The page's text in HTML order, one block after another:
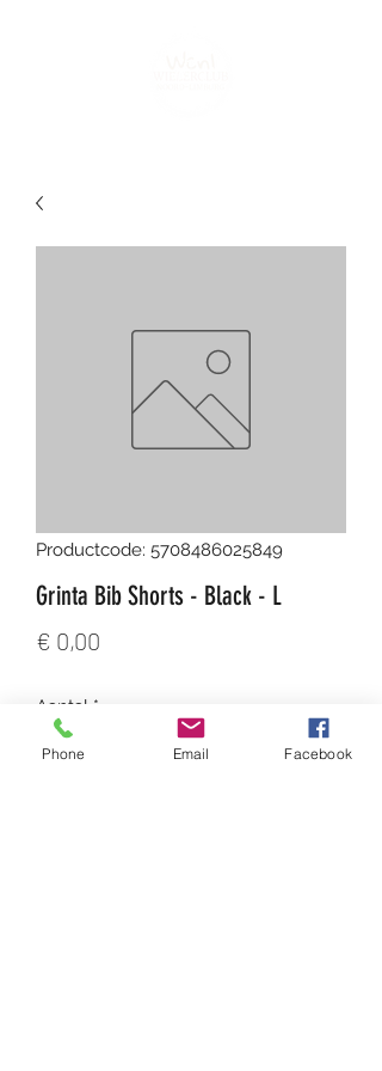
Productcode: 5708486025849
Grinta Bib Shorts - Black - L
€ 0,00
Aantal *
Phone Email Facebook